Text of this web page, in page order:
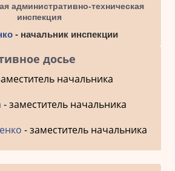
административно-техническая
инспекция
- начальник инспекции
досье
начальника
- заместитель начальника
- заместитель начальника